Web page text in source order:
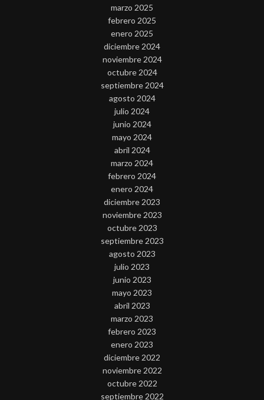
marzo 2025
febrero 2025
enero 2025
diciembre 2024
noviembre 2024
octubre 2024
septiembre 2024
agosto 2024
julio 2024
junio 2024
mayo 2024
abril 2024
marzo 2024
febrero 2024
enero 2024
diciembre 2023
noviembre 2023
octubre 2023
septiembre 2023
agosto 2023
julio 2023
junio 2023
mayo 2023
abril 2023
marzo 2023
febrero 2023
enero 2023
diciembre 2022
noviembre 2022
octubre 2022
septiembre 2022